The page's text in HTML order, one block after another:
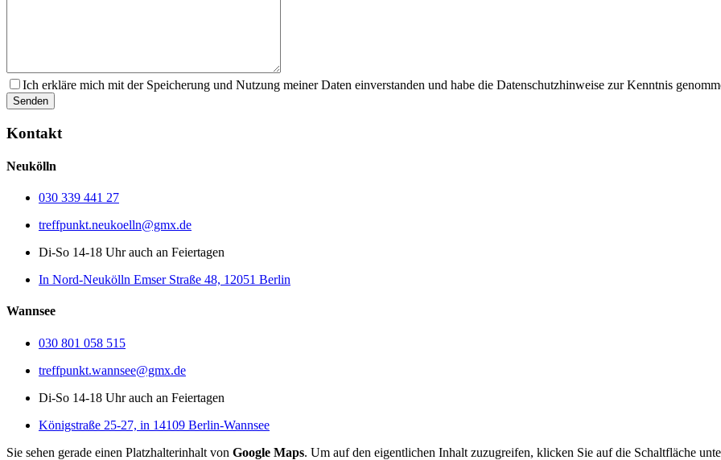
Ich erkläre mich mit der Speicherung und Nutzung meiner Daten einverstanden und habe die Datenschutzhinweise zur Kenntnis
Kontakt
Neukölln
030 339 441 27
treffpunkt.neukoelln@gmx.de
Di-So 14-18 Uhr auch an Feiertagen
In Nord-Neukölln Emser Straße 48, 12051 Berlin
Wannsee
030 801 058 515
treffpunkt.wannsee@gmx.de
Di-So 14-18 Uhr auch an Feiertagen
Königstraße 25-27, in 14109 Berlin-Wannsee
Sie sehen gerade einen Platzhalterinhalt von Google Maps. Um auf den eigentlichen Inhalt zuzugreifen, klicken Sie auf die Schaltfläche